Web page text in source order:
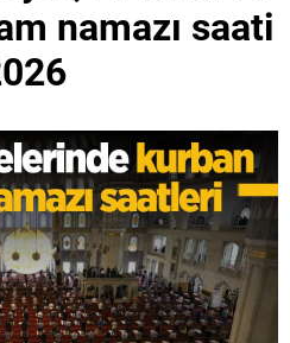
namazı saati